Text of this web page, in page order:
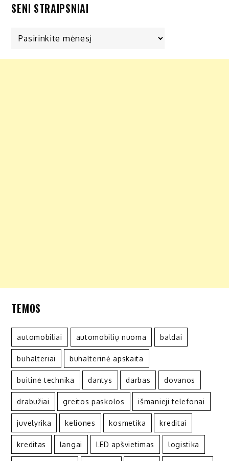
SENI STRAIPSNIAI
TEMOS
automobiliai automobilių nuoma baldai
buhalteriai buhalterinė apskaita
buitinė technika dantys darbas dovanos
drabužiai greitos paskolos išmanieji telefonai
juvelyrika keliones kosmetika kreditai
kreditas langai LED apšvietimas logistika